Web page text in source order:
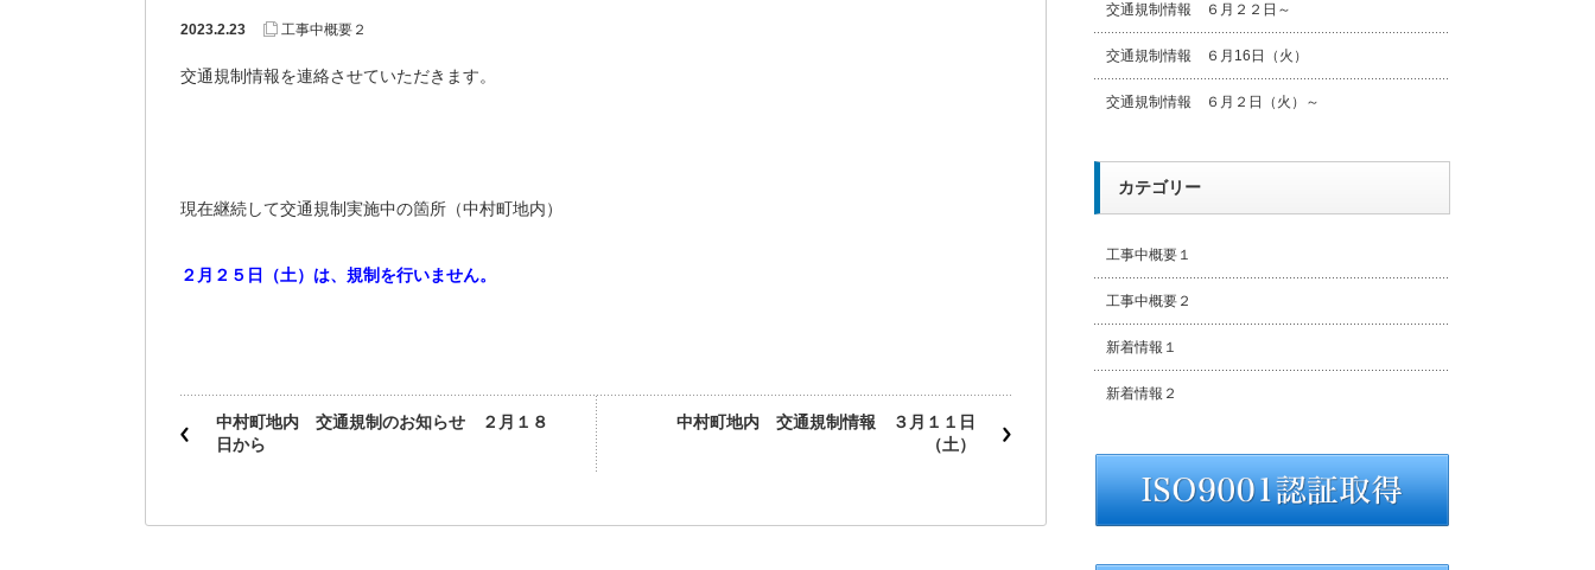
2023.2.23 工事中概要２
交通規制情報を連絡させていただきます。
現在継続して交通規制実施中の箇所（中村町地内）
２月２５日（土）は、規制を行いません。
中村町地内 交通規制のお知らせ ２月１８
日から
中村町地内 交通規制情報 ３月１１日
（土）
交通規制情報 ６月２２日～
交通規制情報 ６月16日（火）
交通規制情報 ６月２日（火）～
カテゴリー
工事中概要１
工事中概要２
新着情報１
新着情報２